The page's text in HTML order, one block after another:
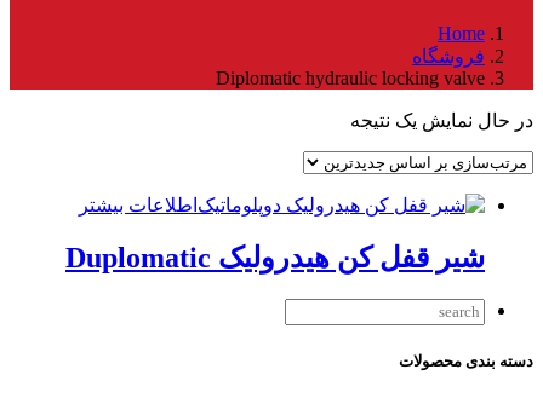
Home
فروشگاه
Diplomatic hydraulic locking valve
در حال نمایش یک نتیجه
اطلاعات بیشتر
شیر قفل کن هیدرولیک Duplomatic
دسته بندی محصولات